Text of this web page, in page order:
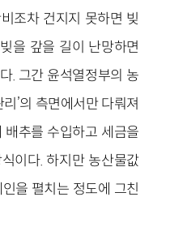
조차 건지지 못하면 빚
을 갚을 길이 난망하면
. 그간 윤석열정부의 농
’의 측면에서만 다뤄져
배추를 수입하고 세금을
이다. 하지만 농산물값
을 펼치는 정도에 그친